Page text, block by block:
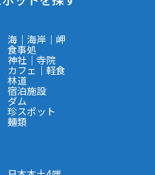
海｜海岸｜岬
食事処
神社｜寺院
カフェ｜軽食
林道
宿泊施設
ダム
珍スポット
麺類